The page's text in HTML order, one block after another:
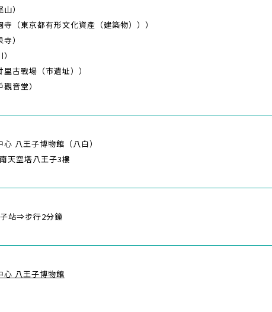
）
（東京都有形文化資產（建築物）））
）
古戰場（市遺址））
音堂）
八王子博物館（八白）
天空塔八王子3樓
站⇒步行2分鐘
心 八王子博物館